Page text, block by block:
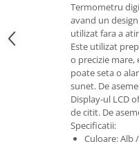
Termometru
avand un
utilizat fara a
Este utilizat
o precizie mare,
poate seta o
sunet. De
Display-ul LCD
de citit. De
Specificatii:
Culoare: Alb